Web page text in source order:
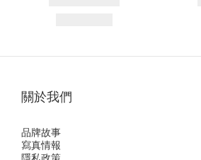
關於我們
品牌故事
寫真情報